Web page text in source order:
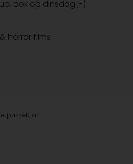
ook op dinsdag ;-)
horror films
puzzelaar